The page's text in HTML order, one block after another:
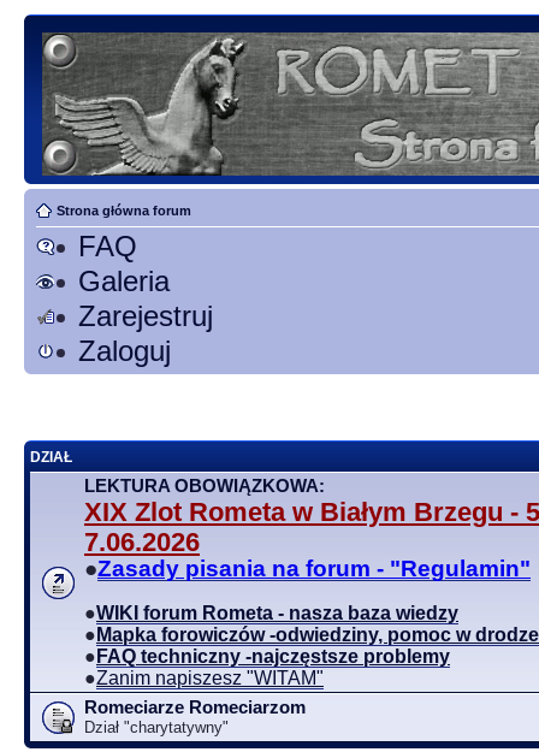
Strona główna forum
FAQ
Galeria
Zarejestruj
Zaloguj
DZIAŁ
LEKTURA OBOWIĄZKOWA:
XIX Zlot Rometa w Białym Brzegu -
7.06.2026
●Zasady pisania na forum - "Regulamin"
●WIKI forum Rometa - nasza baza wiedzy
● Mapka forowiczów -odwiedziny, pomoc w drodze
● FAQ techniczny -najczęstsze problemy
●Zanim napiszesz "WITAM"
Romeciarze Romeciarzom
Dział "charytatywny"